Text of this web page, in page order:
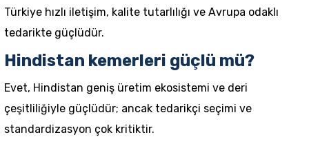
Türkiye hızlı iletişim, kalite tutarlılığı ve Avrupa odaklı
tedarikte güçlüdür.
Hindistan kemerleri güçlü mü?
Evet, Hindistan geniş üretim ekosistemi ve deri
çeşitliliğiyle güçlüdür; ancak tedarikçi seçimi ve
standardizasyon çok kritiktir.